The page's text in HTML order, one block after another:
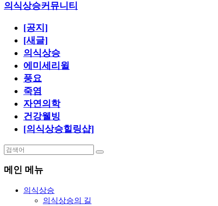
의식상승커뮤니티
[공지]
[새글]
의식상승
에미세리윌
풍요
죽염
자연의학
건강웰빙
[의식상승힐링샵]
메인 메뉴
의식상승
의식상승의 길